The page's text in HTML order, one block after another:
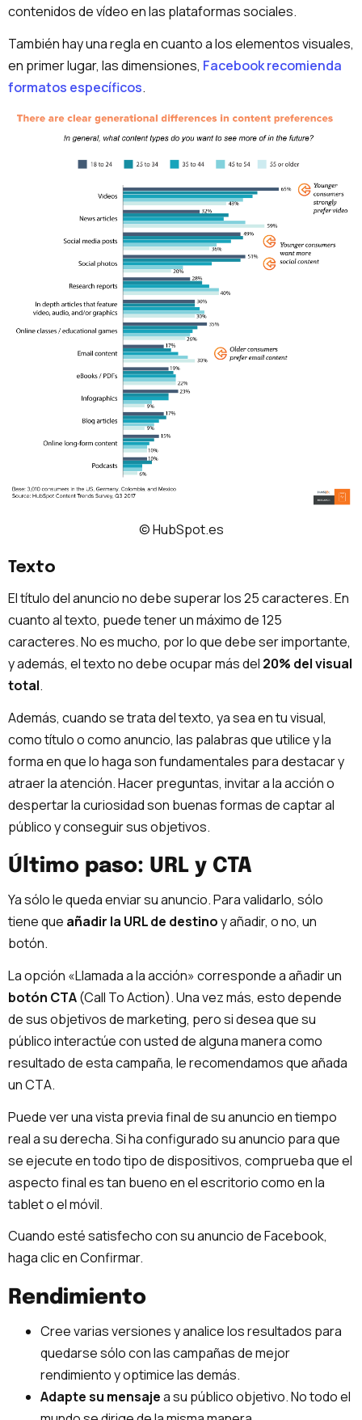
contenidos de vídeo en las plataformas sociales.
También hay una regla en cuanto a los elementos visuales,
en primer lugar, las dimensiones, Facebook recomienda
formatos específicos.
© HubSpot.es
Texto
El título del anuncio no debe superar los 25 caracteres. En
cuanto al texto, puede tener un máximo de 125
caracteres. No es mucho, por lo que debe ser importante,
y además, el texto no debe ocupar más del 20% del visual
total.
Además, cuando se trata del texto, ya sea en tu visual,
como título o como anuncio, las palabras que utilice y la
forma en que lo haga son fundamentales para destacar y
atraer la atención. Hacer preguntas, invitar a la acción o
despertar la curiosidad son buenas formas de captar al
público y conseguir sus objetivos.
Último paso: URL y CTA
Ya sólo le queda enviar su anuncio. Para validarlo, sólo
tiene que añadir la URL de destinoy añadir, o no, un
botón.
La opción «Llamada a la acción» corresponde a añadir un
botón CTA(Call To Action). Una vez más, esto depende
de sus objetivos de marketing, pero si desea que su
público interactúe con usted de alguna manera como
resultado de esta campaña, le recomendamos que añada
un CTA.
Puede ver una vista previa final de su anuncio en tiempo
real a su derecha. Si ha configurado su anuncio para que
se ejecute en todo tipo de dispositivos, comprueba que el
aspecto final es tan bueno en el escritorio como en la
tablet o el móvil.
Cuando esté satisfecho con su anuncio de Facebook,
haga clic en Confirmar.
Rendimiento
Cree varias versiones y analice los resultados para
quedarse sólo con las campañas de mejor
rendimiento y optimice las demás.
Adapte su mensajea su público objetivo. No todo el